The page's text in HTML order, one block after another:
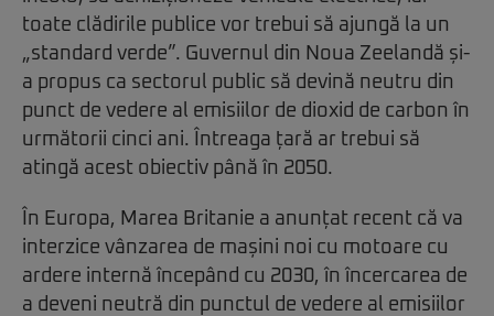
toate clădirile publice vor trebui să ajungă la un
„standard verde”. Guvernul din Noua Zeelandă și-
a propus ca sectorul public să devină neutru din
punct de vedere al emisiilor de dioxid de carbon în
următorii cinci ani. Întreaga țară ar trebui să
atingă acest obiectiv până în 2050.
În Europa, Marea Britanie a anunțat recent că va
interzice vânzarea de mașini noi cu motoare cu
ardere internă începând cu 2030, în încercarea de
a deveni neutră din punctul de vedere al emisiilor